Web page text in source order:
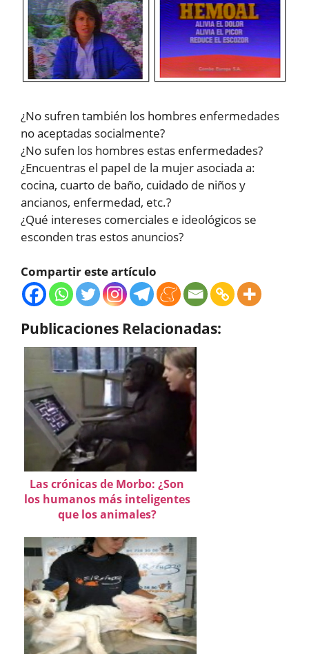
¿No sufren también los hombres enfermedades
no aceptadas socialmente?
¿No sufen los hombres estas enfermedades?
¿Encuentras el papel de la mujer asociada a:
cocina, cuarto de baño, cuidado de niños y
ancianos, enfermedad, etc.?
¿Qué intereses comerciales e ideológicos se
esconden tras estos anuncios?
Compartir este artículo
Publicaciones Relacionadas:
Las crónicas de Morbo: ¿Son
los humanos más inteligentes
que los animales?